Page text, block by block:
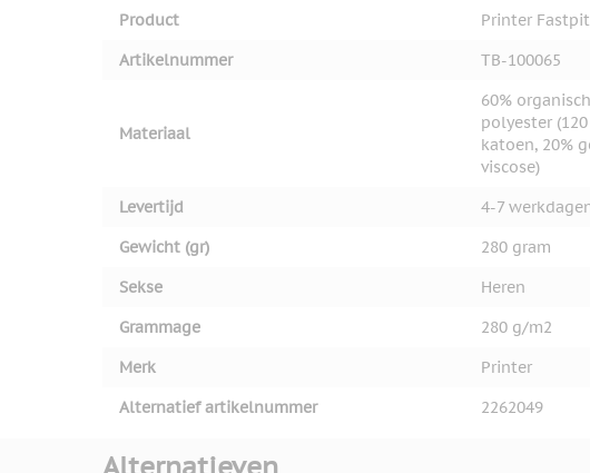
View larger image
View larger image
View larger image
Product
Printer
Artikelnummer
TB-100065
Materiaal
60%
polyester
katoen, 20%
viscose)
Levertijd
4-7
Gewicht (gr)
280 gram
Sekse
Heren
Grammage
280 g/m2
Merk
Printer
Alternatief artikelnummer
2262049